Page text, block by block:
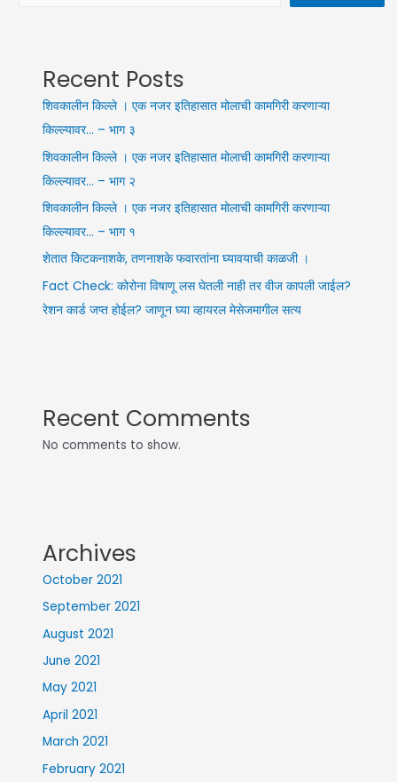
Recent Posts
शिवकालीन किल्ले । एक नजर इतिहासात मोलाची कामगिरी करणाऱ्या
किल्ल्यावर… – भाग ३
शिवकालीन किल्ले । एक नजर इतिहासात मोलाची कामगिरी करणाऱ्या
किल्ल्यावर… – भाग २
शिवकालीन किल्ले । एक नजर इतिहासात मोलाची कामगिरी करणाऱ्या
किल्ल्यावर… – भाग १
शेतात किटकनाशके, तणनाशके फवारतांना घ्यावयाची काळजी ।
Fact Check: कोरोना विषाणू लस घेतली नाही तर वीज कापली जाईल?
रेशन कार्ड जप्त होईल? जाणून घ्या व्हायरल मेसेजमागील सत्य
Recent Comments
No comments to show.
Archives
October 2021
September 2021
August 2021
June 2021
May 2021
April 2021
March 2021
February 2021